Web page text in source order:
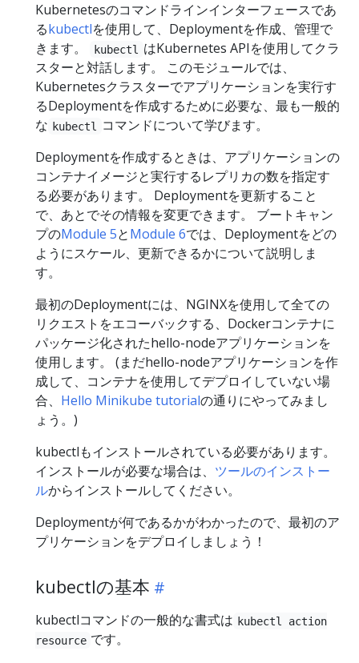
Kubernetesのコマンドラインインターフェースであ
るkubectlを使用して、Deploymentを作成、管理で
きます。
kubectl
はKubernetes APIを使用してクラ
スターと対話します。 このモジュールでは、
Kubernetesクラスターでアプリケーションを実行す
るDeploymentを作成するために必要な、最も一般的
な kubectl
コマンドについて学びます。
Deploymentを作成するときは、アプリケーションの
コンテナイメージと実行するレプリカの数を指定す
る必要があります。 Deploymentを更新すること
で、あとでその情報を変更できます。 ブートキャン
プのModule 5とModule 6では、Deploymentをどの
ようにスケール、更新できるかについて説明しま
す。
最初のDeploymentには、NGINXを使用して全ての
リクエストをエコーバックする、Dockerコンテナに
パッケージ化されたhello-nodeアプリケーションを
使用します。 (まだhello-nodeアプリケーションを作
成して、コンテナを使用してデプロイしていない場
合、 Hello Minikube tutorialの通りにやってみまし
ょう。)
kubectlもインストールされている必要があります。
インストールが必要な場合は、 ツールのインストー
ルからインストールしてください。
Deploymentが何であるかがわかったので、最初のア
プリケーションをデプロイしましょう！
kubectlの基本
kubectlコマンドの一般的な書式は kubectl action
resource です。